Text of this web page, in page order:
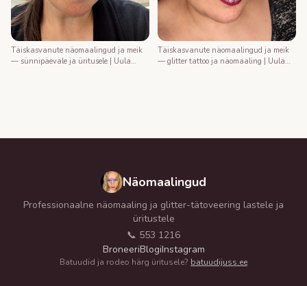
Täiskasvanute näomaalingud ja meik
— sünnipäevale ja üritusele | Uula
Täiskasvanute näomaalingud ja meik
— glitter tattoo ja näomaaling | Uula
Näomaalingud
Professionaalne näomaaling ja glitter-tätoveering lastele ja
üritustele
📞 553 1216
BroneeriBlogiInstagram
Batuudid ja rodeo härg üritusele? batuudijuss.ee